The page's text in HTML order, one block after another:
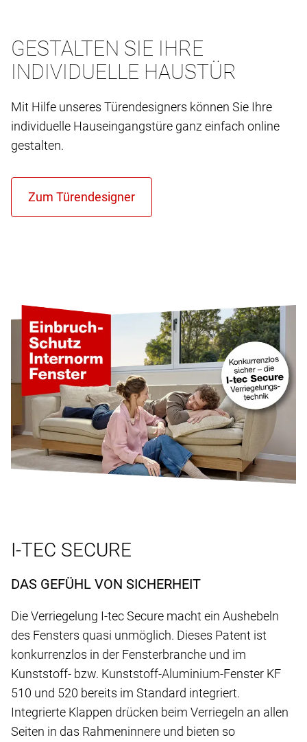
GESTALTEN SIE IHRE
INDIVIDUELLE HAUSTÜR
Mit Hilfe unseres Türendesigners können Sie Ihre
individuelle Hauseingangstüre ganz einfach online
gestalten.
I-TEC SECURE
DAS GEFÜHL VON SICHERHEIT
Die Verriegelung I-tec Secure macht ein Aushebeln
des Fensters quasi unmöglich. Dieses Patent ist
konkurrenzlos in der Fensterbranche und im
Kunststoff- bzw. Kunststoff-Aluminium-Fenster KF
510 und 520 bereits im Standard integriert.
Integrierte Klappen drücken beim Verriegeln an allen
Seiten in das Rahmeninnere und bieten so